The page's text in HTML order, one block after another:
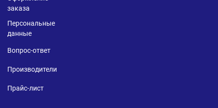
заказа
Персональные
данные
Вопрос-ответ
Производители
Прайс-лист